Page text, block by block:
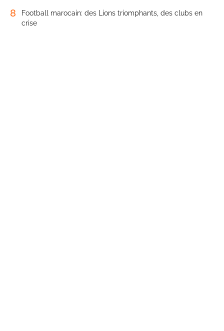
8
Football marocain: des Lions triomphants, des clubs en
crise